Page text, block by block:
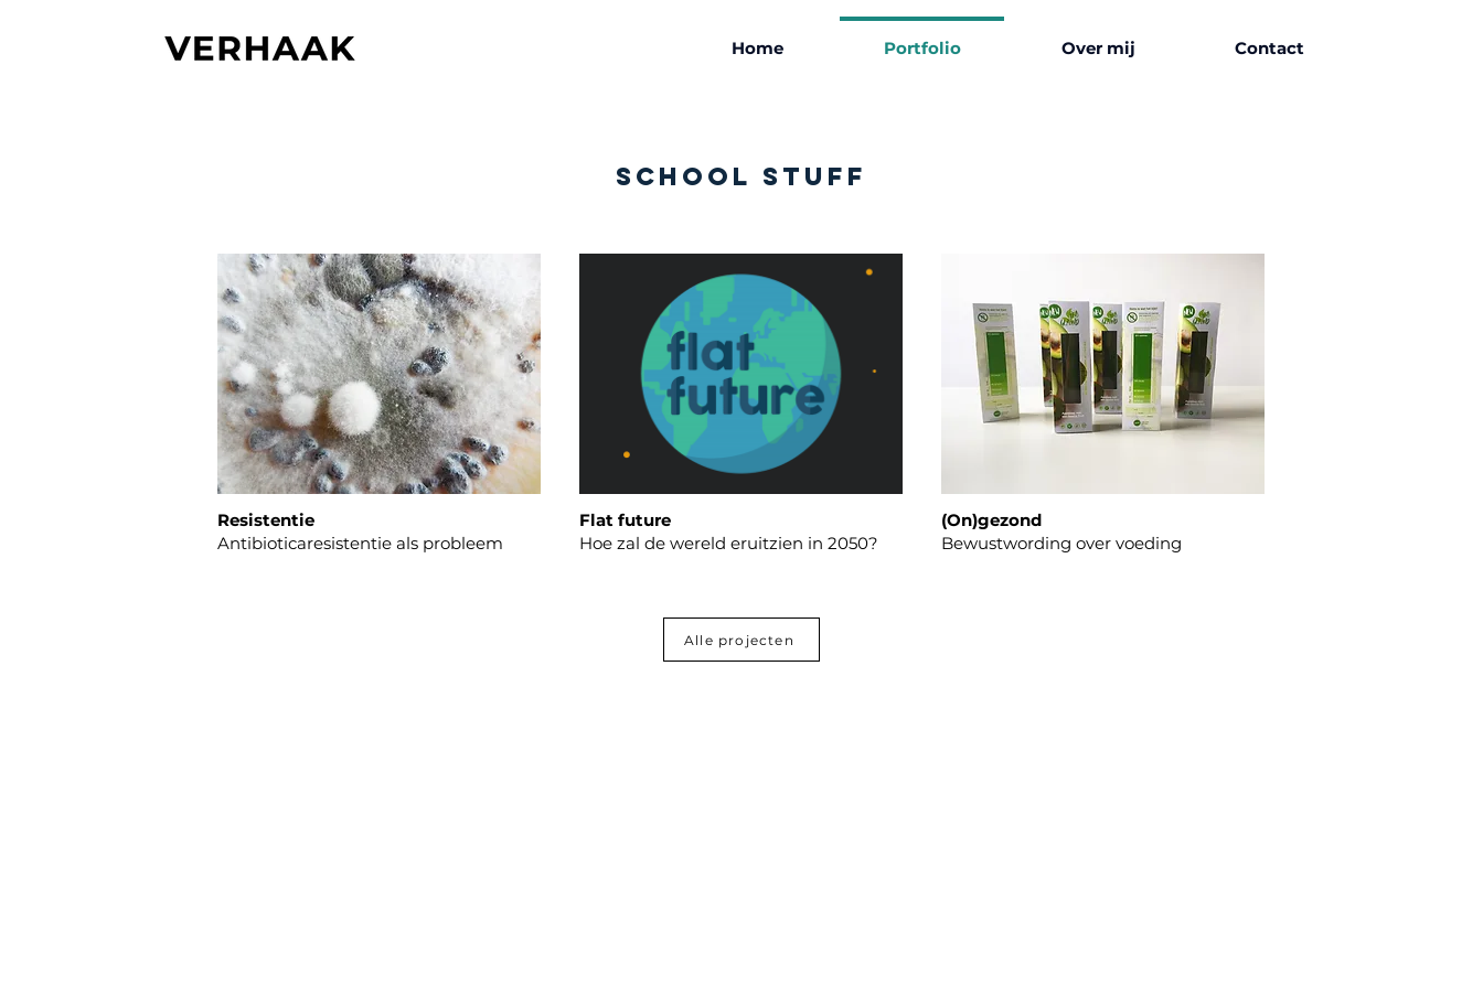
Home Portfolio Over mij Contact
school stuff
Resistentie
Antibioticaresistentie als probleem
Flat future
Hoe zal de wereld eruitzien in 2050?
(On)gezond
Bewustwording over voeding
Alle projecten